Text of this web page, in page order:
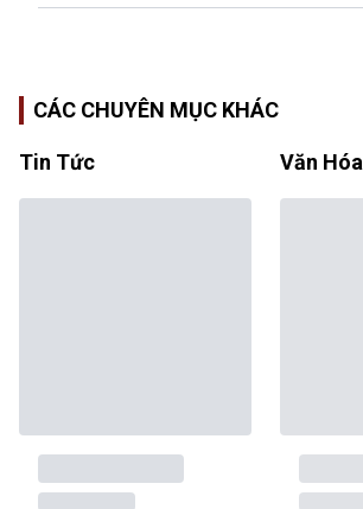
CÁC CHUYÊN MỤC KHÁC
Tin Tức Văn Hóa